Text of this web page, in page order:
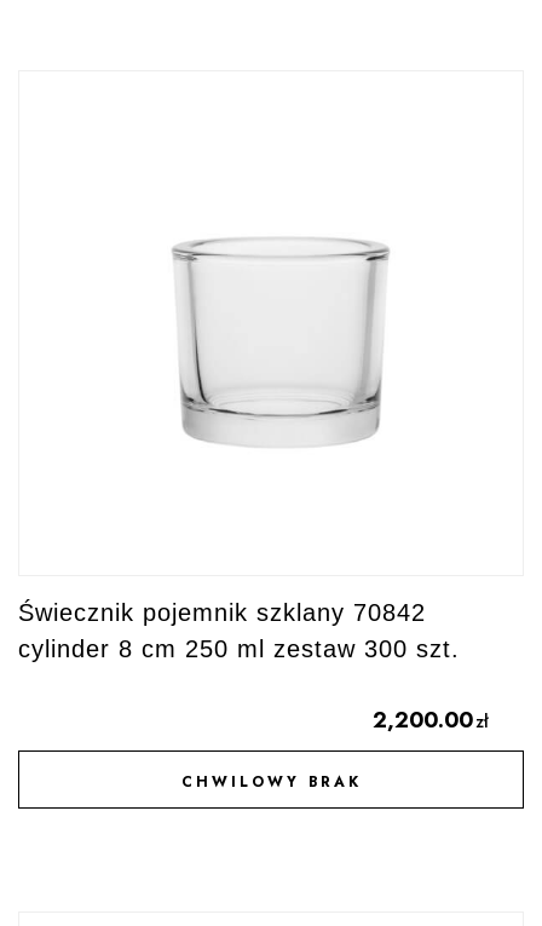
Świecznik pojemnik szklany 70842
cylinder 8 cm 250 ml zestaw 300 szt.
2,200.00zł
CHWILOWY BRAK
DODAJ DO ULUBIONYCH